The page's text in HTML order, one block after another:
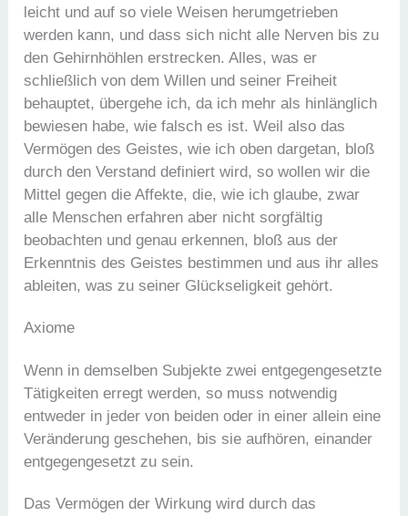
leicht und auf so viele Weisen herumgetrieben
werden kann, und dass sich nicht alle Nerven bis zu
den Gehirnhöhlen erstrecken. Alles, was er
schließlich von dem Willen und seiner Freiheit
behauptet, übergehe ich, da ich mehr als hinlänglich
bewiesen habe, wie falsch es ist. Weil also das
Vermögen des Geistes, wie ich oben dargetan, bloß
durch den Verstand definiert wird, so wollen wir die
Mittel gegen die Affekte, die, wie ich glaube, zwar
alle Menschen erfahren aber nicht sorgfältig
beobachten und genau erkennen, bloß aus der
Erkenntnis des Geistes bestimmen und aus ihr alles
ableiten, was zu seiner Glückseligkeit gehört.
Axiome
Wenn in demselben Subjekte zwei entgegengesetzte
Tätigkeiten erregt werden, so muss notwendig
entweder in jeder von beiden oder in einer allein eine
Veränderung geschehen, bis sie aufhören, einander
entgegengesetzt zu sein.
Das Vermögen der Wirkung wird durch das